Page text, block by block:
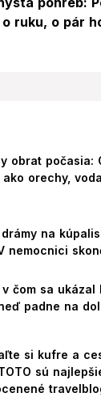
ruku, o pár
obrat počasia:
orechy,
na
nemocnici
v čom sa ukázal
padne na
si kufre a
sú